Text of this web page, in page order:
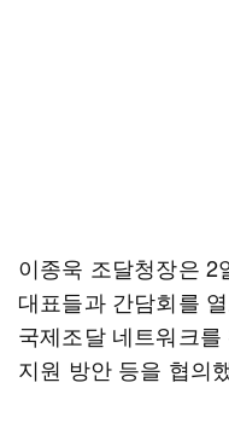
이종욱 조달청장은 2
대표들과 간담회를
국제조달 네트워크
지원 방안 등을 협의